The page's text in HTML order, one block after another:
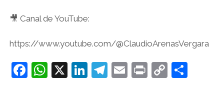
🎥 Canal de YouTube:
https://www.youtube.com/@ClaudioArenasVergara
F WX Li T E Pr C C